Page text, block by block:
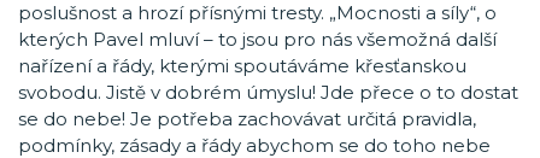
poslušnost a hrozí přísnými tresty. „Mocnosti a síly“, o
kterých Pavel mluví – to jsou pro nás všemožná další
nařízení a řády, kterými spoutáváme křesťanskou
svobodu. Jistě v dobrém úmyslu! Jde přece o to dostat
se do nebe! Je potřeba zachovávat určitá pravidla,
podmínky, zásady a řády abychom se do toho nebe